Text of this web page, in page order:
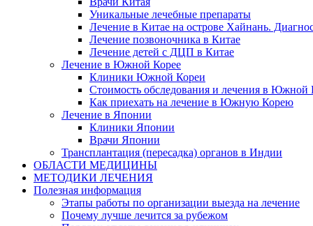
Уникальные лечебные препараты
Лечение в Китае на острове Хайнань.
Лечение позвоночника в Китае
Лечение детей с ДЦП в Китае
Лечение в Южной Корее
Клиники Южной Кореи
Стоимость обследования и лечения в Южной
Как приехать на лечение в Южную Корею
Лечение в Японии
Клиники Японии
Врачи Японии
Трансплантация (пересадка) органов в Индии
ОБЛАСТИ МЕДИЦИНЫ
МЕТОДИКИ ЛЕЧЕНИЯ
Полезная информация
Этапы работы по организации выезда на лечение
Почему лучше лечится за рубежом